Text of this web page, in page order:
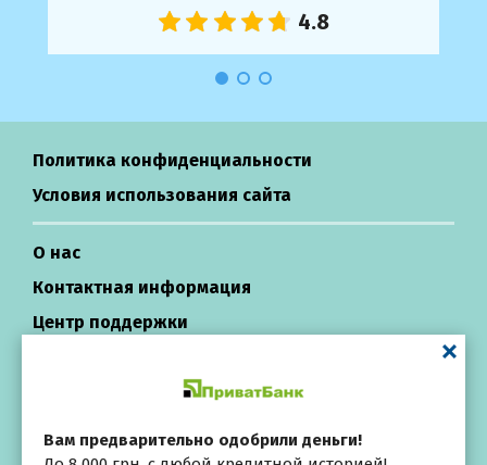
Вам предварительно одобрили деньги!
Политика конфиденциальности
Условия использования сайта
О нас
Контактная информация
Центр поддержки
Кредиты в Украине
All rights reserved ©
Выбирай